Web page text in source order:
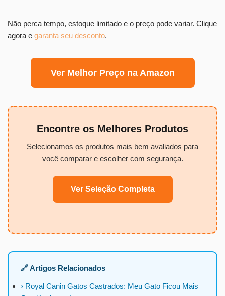
Não perca tempo, estoque limitado e o preço pode variar. Clique
agora e garanta seu desconto.
Ver Melhor Preço na Amazon
Encontre os Melhores Produtos
Selecionamos os produtos mais bem avaliados para
você comparar e escolher com segurança.
Ver Seleção Completa
🔗 Artigos Relacionados
› Royal Canin Gatos Castrados: Meu Gato Ficou Mais